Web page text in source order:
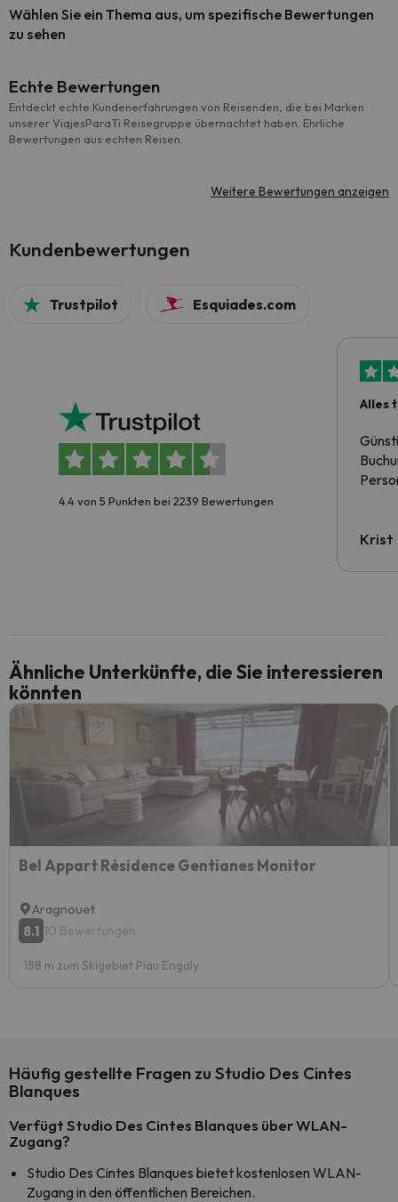
Wählen Sie ein Thema aus, um spezifische Bewertungen
zu sehen
Echte Bewertungen
Entdeckt echte Kundenerfahrungen von Reisenden, die bei Marken
unserer ViajesParaTi Reisegruppe übernachtet haben. Ehrliche
Bewertungen aus echten Reisen.
Weitere Bewertungen anzeigen
Kundenbewertungen
Trustpilot Esquiades.com
4.4 von 5 Punkten bei 2239 Bewertungen
Alles
Krist
Ähnliche Unterkünfte, die Sie interessieren
könnten
Bel Appart Résidence Gentianes Monitor
Aragnouet
8.1 10 Bewertungen
158 m zum Skigebiet Piau Engaly
Häufig gestellte Fragen zu Studio Des Cintes
Blanques
Verfügt Studio Des Cintes Blanques über WLAN-
Zugang?
Studio Des Cintes Blanques bietet kostenlosen WLAN-
Zugang in den öffentlichen Bereichen.